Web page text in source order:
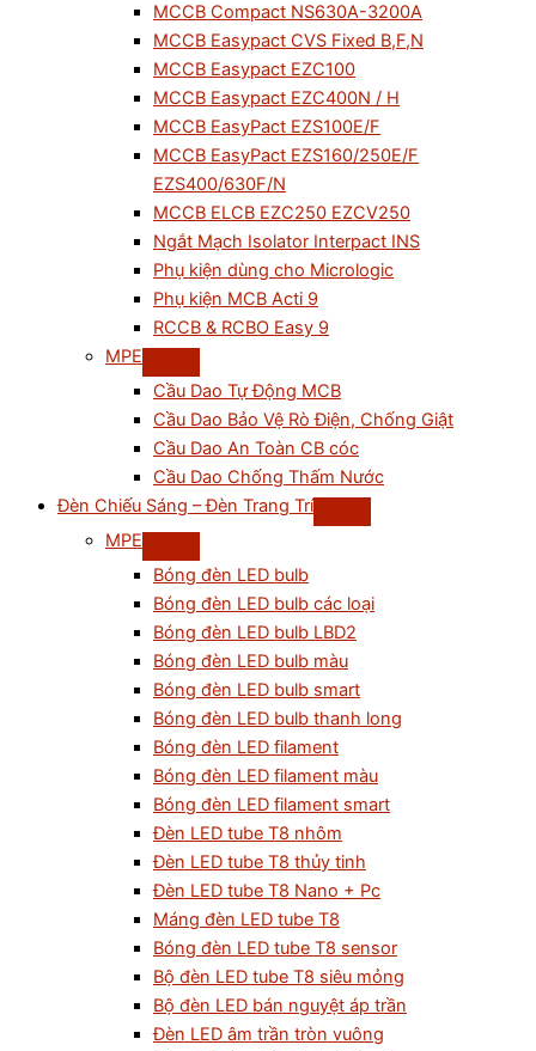
MCCB Compact NS630A-3200A
MCCB Easypact CVS Fixed B,F,N
MCCB Easypact EZC100
MCCB Easypact EZC400N / H
MCCB EasyPact EZS100E/F
MCCB EasyPact EZS160/250E/F
EZS400/630F/N
MCCB ELCB EZC250 EZCV250
Ngắt Mạch Isolator Interpact INS
Phụ kiện dùng cho Micrologic
Phụ kiện MCB Acti 9
RCCB & RCBO Easy 9
MPE
Cầu Dao Tự Động MCB
Cầu Dao Bảo Vệ Rò Điện, Chống Giật
Cầu Dao An Toàn CB cóc
Cầu Dao Chống Thấm Nước
Đèn Chiếu Sáng – Đèn Trang Trí
MPE
Bóng đèn LED bulb
Bóng đèn LED bulb các loại
Bóng đèn LED bulb LBD2
Bóng đèn LED bulb màu
Bóng đèn LED bulb smart
Bóng đèn LED bulb thanh long
Bóng đèn LED filament
Bóng đèn LED filament màu
Bóng đèn LED filament smart
Đèn LED tube T8 nhôm
Đèn LED tube T8 thủy tinh
Đèn LED tube T8 Nano + Pc
Máng đèn LED tube T8
Bóng đèn LED tube T8 sensor
Bộ đèn LED tube T8 siêu mỏng
Bộ đèn LED bán nguyệt áp trần
Đèn LED âm trần tròn vuông